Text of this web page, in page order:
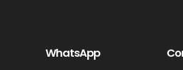
WhatsApp